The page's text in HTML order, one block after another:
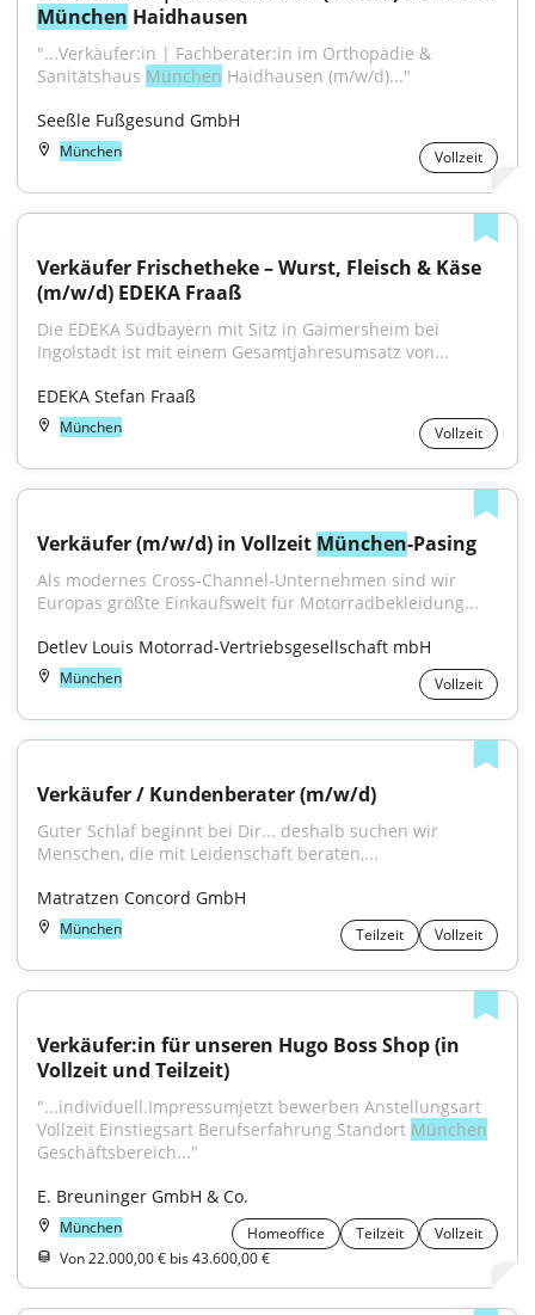
München Haidhausen
"...Verkäufer:in | Fachberater:in im Orthopädie &
Sanitätshaus München Haidhausen (m/w/d)..."
Seeßle Fußgesund GmbH
München Vollzeit
Verkäufer Frischetheke – Wurst, Fleisch & Käse
(m/w/d) EDEKA Fraaß
Die EDEKA Südbayern mit Sitz in Gaimersheim bei
Ingolstadt ist mit einem Gesamtjahresumsatz von...
EDEKA Stefan Fraaß
München Vollzeit
Verkäufer (m/w/d) in Vollzeit München-Pasing
Als modernes Cross-Channel-Unternehmen sind wir
Europas größte Einkaufswelt für Motorradbekleidung...
Detlev Louis Motorrad-Vertriebsgesellschaft mbH
München Vollzeit
Verkäufer / Kundenberater (m/w/d)
Guter Schlaf beginnt bei Dir... deshalb suchen wir
Menschen, die mit Leidenschaft beraten,...
Matratzen Concord GmbH
München Teilzeit Vollzeit
Verkäufer:in für unseren Hugo Boss Shop (in
Vollzeit und Teilzeit)
"...individuell.Impressumjetzt bewerben Anstellungsart
Vollzeit Einstiegsart Berufserfahrung Standort München
Geschäftsbereich..."
E. Breuninger GmbH & Co.
München Homeoffice Teilzeit
Vollzeit
Von 22.000,00 € bis 43.600,00 €